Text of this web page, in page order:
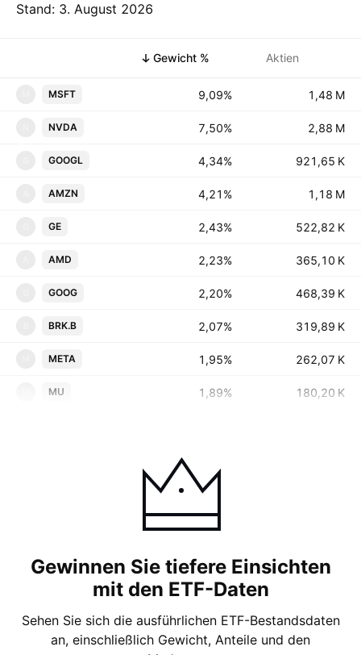
Stand: 3. August 2026
Gewicht % Aktien
MSFT 9,09% ‪‪1,48 M‬‬
NVDA 7,50% ‪‪2,88 M‬‬
GOOGL 4,34% ‪‪921,65 K‬‬
AMZN 4,21% ‪‪1,18 M‬‬
GE 2,43% ‪‪522,82 K‬‬
AMD 2,23% ‪‪365,10 K‬‬
GOOG 2,20% ‪‪468,39 K‬‬
BRK.B 2,07% ‪‪319,89 K‬‬
META 1,95% ‪‪262,07 K‬‬
MU 1,89% ‪‪180,20 K‬‬
Gewinnen Sie tiefere Einsichten
mit den ETF-Daten
Sehen Sie sich die ausführlichen ETF-Bestandsdaten
an, einschließlich Gewicht, Anteile und den